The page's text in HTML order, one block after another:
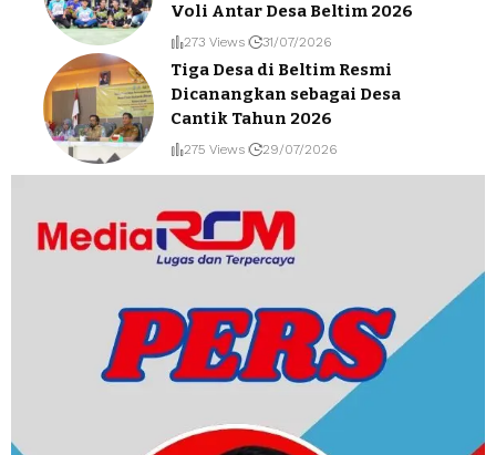
Voli Antar Desa Beltim 2026
273 Views 31/07/2026
Tiga Desa di Beltim Resmi
Dicanangkan sebagai Desa
Cantik Tahun 2026
275 Views 29/07/2026